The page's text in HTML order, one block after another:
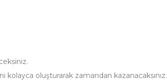
oluşturarak zamandan kazanacaksınız.